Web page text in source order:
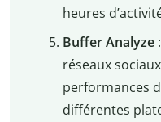
heures
Buffer Analyze
réseaux
performances
différentes